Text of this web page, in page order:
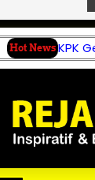
Hot News KPK